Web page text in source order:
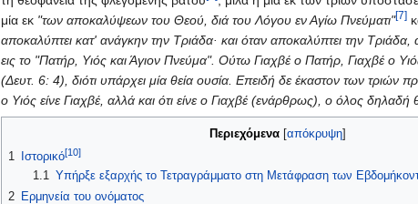
μία εκ "των αποκαλύψεων του Θεού, διά του Λόγου εν Αγίω Πνεύματι"[7]
αποκαλύπτει κατ' ανάγκην την Τριάδα· και όταν αποκαλύπτει την
εις το "Πατήρ, Υιός και Άγιον Πνεύμα". Ούτω Γιαχβέ ο Πατήρ, Γιαχβέ ο
(Δευτ. 6: 4), διότι υπάρχει μία θεία ουσία. Επειδή δε έκαστον των
ο Υιός είνε Γιαχβέ, αλλά και ότι είνε ο Γιαχβέ (ενάρθρως), ο όλος δηλαδή
Περιεχόμενα[ απόκρυψη]
1 Ιστορικό[10]
1.1 Υπήρξε εξαρχής το Τετραγράμματο στη Μετάφραση των
2 Ερμηνεία του ονόματος